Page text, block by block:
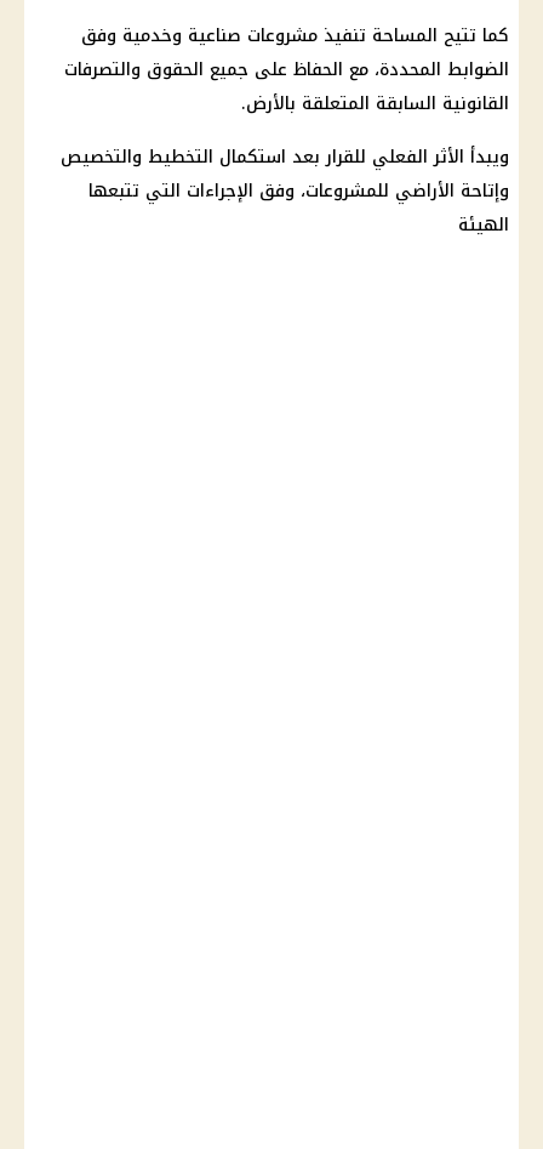
كما تتيح المساحة تنفيذ مشروعات صناعية وخدمية وفق
الضوابط المحددة، مع الحفاظ على جميع الحقوق والتصرفات
القانونية السابقة المتعلقة بالأرض.
ويبدأ الأثر الفعلي للقرار بعد استكمال التخطيط والتخصيص
وإتاحة الأراضي للمشروعات، وفق الإجراءات التي تتبعها
الهيئة